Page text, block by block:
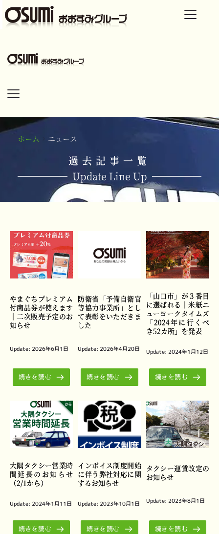
ホーム ニュース
過去記事一覧
Update Line Up
やまぐちプレミアム
付商品券が使えます
｜二次販売予定のお
知らせ
Update: 2026年6月1日
続きを読む
防衛省「予備自衛官
等協力事業所」とし
て表彰をいただきま
した
Update: 2026年4月20日
続きを読む
「山口市」が３番目
に選ばれる｜米紙ニ
ューヨークタイムズ
「2024年に行くべ
き52カ所」を発表
Update: 2024年1月12日
続きを読む
大隅タクシー営業時
間延長のお知らせ
（2/1から）
Update: 2024年1月11日
続きを読む
インボイス制度開始
に伴う弊社対応に関
するお知らせ
Update: 2023年10月1日
続きを読む
タクシー運賃改定の
お知らせ
Update: 2023年8月1日
続きを読む